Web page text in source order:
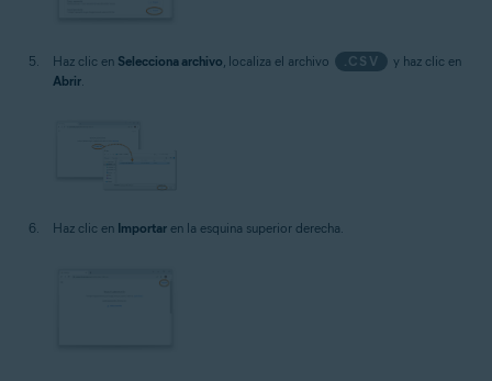
Haz clic en Selecciona archivo, localiza el archivo .CSV
y haz clic en
Abrir.
Haz clic en Importar en la esquina superior derecha.